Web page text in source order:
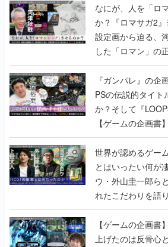
した「ロマン」の
書】
『ガンパレ』の企
PSの伝説的タイ
か？そして『
【ゲームの企画書
世界が認めるゲー
とはいったい何が
ウ・外山圭一郎ら
れたこだわりを語
画書】
【ゲームの企画書
上げたのは反骨心
い企画書のもとに
ズを生まれ変わら
ビュー】
ゲームの企画書の記事一覧